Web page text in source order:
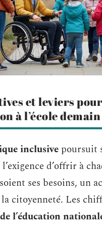
et leviers
à l’école demain
inclusive poursuit
d’offrir à
ses besoins, un
citoyenneté. Les
l’éducation